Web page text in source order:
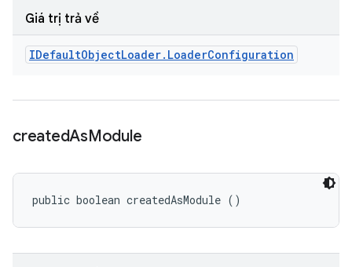
Giá trị trả về
IDefaultObjectLoader. LoaderConfiguration
createdAsModule
public boolean createdAsModule ()